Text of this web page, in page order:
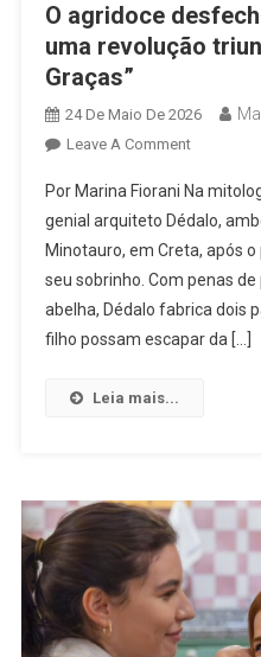
O agridoce
uma revolução
Graças”
24 De Maio De 2026
Leave A CommentOn
Agridoce
Desfecho
De
Loquinha
Após
Uma
Graças”
Por Marina Fiorani Na
genial arquiteto Dédalo,
Minotauro, em Creta, após
seu sobrinho. Com penas
abelha, Dédalo fabrica dois
filho possam escapar da […]
Leia mais...